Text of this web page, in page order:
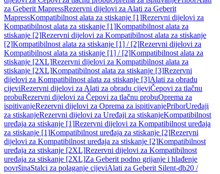
za Geberit MapressRezervni dijelovi za Alati za Geberit
MapressKompatibilnost alata za stiskanje [1]Rezervni dijelovi za
Kompatibilnost alata za stiskanje [1]Kompatibilnost alata za
stiskanje [2]Rezervni dijelovi za Kompatibilnost alata za stiskanje
[2]Kompatibilnost alata za stiskanje [1] / [2]Rezervni dijelovi za
Kompatibilnost alata za stiskanje [1] / [2]Kompatibilnost alata za
stiskanje [2XL]Rezervni dijelovi za Kompatibilnost alata za
stiskanje [2XL]Kompatibilnost alata za stiskanje [3]Rezervni
dijelovi za Kompatibilnost alata za stiskanje [3]Alati za obradu
cijeviRezervni dijelovi za Alati za obradu cijeviČepovi za tlačnu
probuRezervni dijelovi za Čepovi za tlačnu probuOprema za
ispitivanjeRezervni dijelovi za Oprema za ispitivanjePriborUređaji
za stiskanjeRezervni dijelovi za Uređaji za stiskanjeKompatibilnost
uređaja za stiskanje [1]Rezervni dijelovi za Kompatibilnost uređaja
za stiskanje [1]Kompatibilnost uređaja za stiskanje [2]Rezervni
dijelovi za Kompatibilnost uređaja za stiskanje [2]Kompatibilnost
uređaja za stiskanje [2XL]Rezervni dijelovi za Kompatibilnost
uređaja za stiskanje [2XL]Za Geberit podno grijanje i hlađenje
površinaStalci za polaganje cijeviAlati za Geberit Silent-db20 /